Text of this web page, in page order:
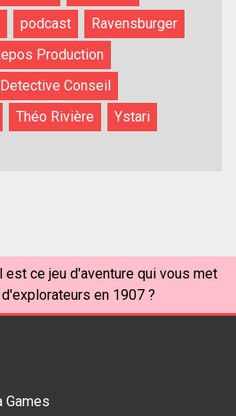
podcast
Ravensburger
Production
Conseil
Théo Rivière
Ystari
est ce jeu d'aventure qui vous met
en 1907 ?
Games